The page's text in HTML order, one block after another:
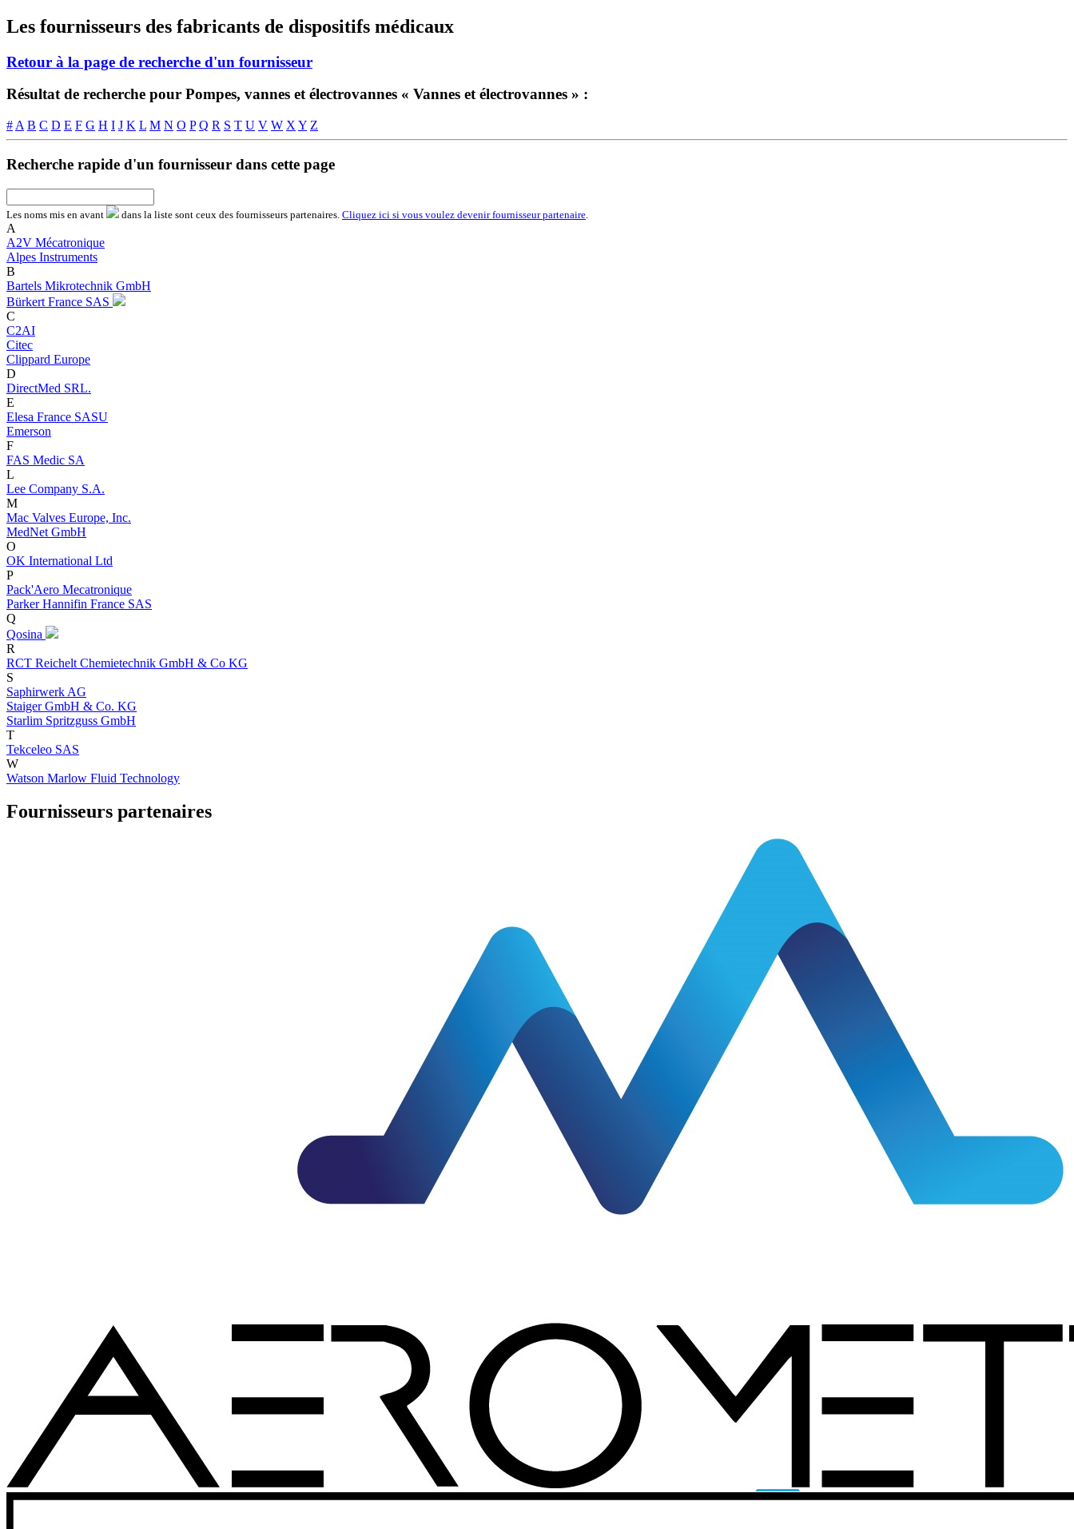
Les fournisseurs des fabricants de dispositifs médicaux
Retour à la page de recherche d'un fournisseur
Résultat de recherche pour Pompes, vannes et électrovannes « Vannes et électrovannes » :
# A B C D E F G H I J K L M N O P Q R S T U V W X Y Z
Recherche rapide d'un fournisseur dans cette page
Les noms mis en avant dans la liste sont ceux des fournisseurs partenaires. Cliquez ici si vous voulez devenir fournisseur partenaire
A
A2V Mécatronique
Alpes Instruments
B
Bartels Mikrotechnik GmbH
Bürkert France SAS
C
C2AI
Citec
Clippard Europe
D
DirectMed SRL.
E
Elesa France SASU
Emerson
F
FAS Medic SA
L
Lee Company S.A.
M
Mac Valves Europe, Inc.
MedNet GmbH
O
OK International Ltd
P
Pack'Aero Mecatronique
Parker Hannifin France SAS
Q
Qosina
R
RCT Reichelt Chemietechnik GmbH & Co KG
S
Saphirwerk AG
Staiger GmbH & Co. KG
Starlim Spritzguss GmbH
T
Tekceleo SAS
W
Watson Marlow Fluid Technology
Fournisseurs partenaires